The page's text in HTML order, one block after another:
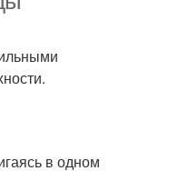
в одном